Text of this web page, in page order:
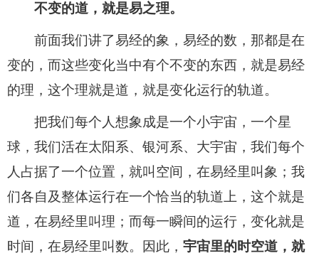
不变的道，就是易之理。
前面我们讲了易经的象，易经的数，那都是在
变的，而这些变化当中有个不变的东西，就是易经
的理，这个理就是道，就是变化运行的轨道。
把我们每个人想象成是一个小宇宙，一个星
球，我们活在太阳系、银河系、大宇宙，我们每个
人占据了一个位置，就叫空间，在易经里叫象；我
们各自及整体运行在一个恰当的轨道上，这个就是
道，在易经里叫理；而每一瞬间的运行，变化就是
时间，在易经里叫数。因此， 宇宙里的时空道，就